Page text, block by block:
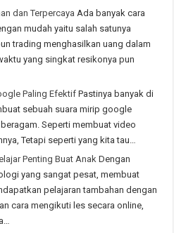
dan Terpercaya Ada banyak cara
mudah yaitu salah satunya
trading menghasilkan uang dalam
yang singkat resikonya pun
Paling Efektif Pastinya banyak di
sebuah suara mirip google
Seperti membuat video
Tetapi seperti yang kita tau…
Penting Buat Anak Dengan
yang sangat pesat, membuat
pelajaran tambahan dengan
cara mengikuti les secara online,